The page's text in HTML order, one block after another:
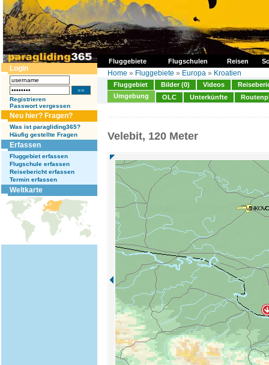
Fluggebiete Flugschulen Reisen
Login
Registrieren
Passwort vergessen
Neu hier? Fragen?
Was ist paragliding365?
Häufig gestellte Fragen
Erfassen
Fluggebiet erfassen
Flugschule erfassen
Reisebericht erfassen
Termin erfassen
Weltkarte
Home » Fluggebiete » Europa » Kroatien
Fluggebiet Bilder (0) Videos
Umgebung
OLC Unterkünfte
Velebit, 120 Meter